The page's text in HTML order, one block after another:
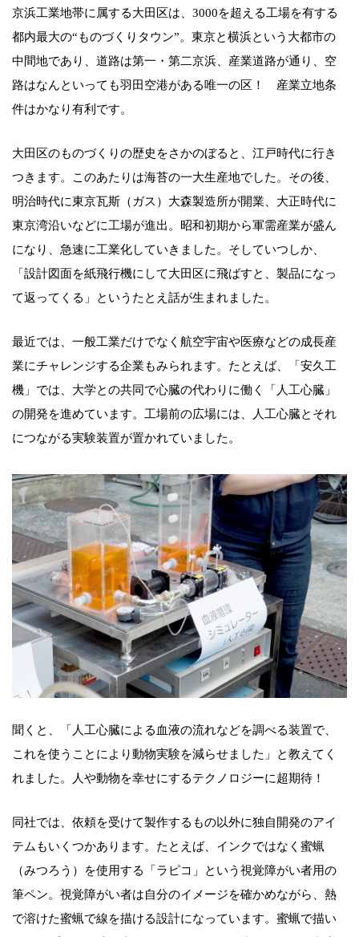
京浜工業地帯に属する大田区は、3000を超える工場を有する
都内最大の“ものづくりタウン”。東京と横浜という大都市の
中間地であり、道路は第一・第二京浜、産業道路が通り、空
路はなんといっても羽田空港がある唯一の区！ 産業立地条
件はかなり有利です。
大田区のものづくりの歴史をさかのぼると、江戸時代に行き
つきます。このあたりは海苔の一大生産地でした。その後、
明治時代に東京瓦斯（ガス）大森製造所が開業、大正時代に
東京湾沿いなどに工場が進出。昭和初期から軍需産業が盛ん
になり、急速に工業化していきました。そしていつしか、
「設計図面を紙飛行機にして大田区に飛ばすと、製品になっ
て返ってくる」というたとえ話が生まれました。
最近では、一般工業だけでなく航空宇宙や医療などの成長産
業にチャレンジする企業もみられます。たとえば、「安久工
機」では、大学との共同で心臓の代わりに働く「人工心臓」
の開発を進めています。工場前の広場には、人工心臓とそれ
につながる実験装置が置かれていました。
聞くと、「人工心臓による血液の流れなどを調べる装置で、
これを使うことにより動物実験を減らせました」と教えてく
れました。人や動物を幸せにするテクノロジーに超期待！
同社では、依頼を受けて製作するもの以外に独自開発のアイ
テムもいくつかあります。たとえば、インクではなく蜜蝋
（みつろう）を使用する「ラピコ」という視覚障がい者用の
筆ペン。視覚障がい者は自分のイメージを確かめながら、熱
で溶けた蜜蝋で線を描ける設計になっています。蜜蝋で描い